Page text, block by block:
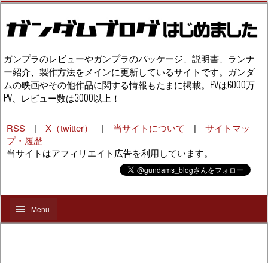
ガンプラのレビューやガンプラのパッケージ、説明書、ランナ
ー紹介、製作方法をメインに更新しているサイトです。ガンダ
ムの映画やその他作品に関する情報もたまに掲載。PVは6000万
PV、レビュー数は3000以上！
RSS | X（twitter） | 当サイトについて | サイトマッ
プ・履歴
当サイトはアフィリエイト広告を利用しています。
Menu